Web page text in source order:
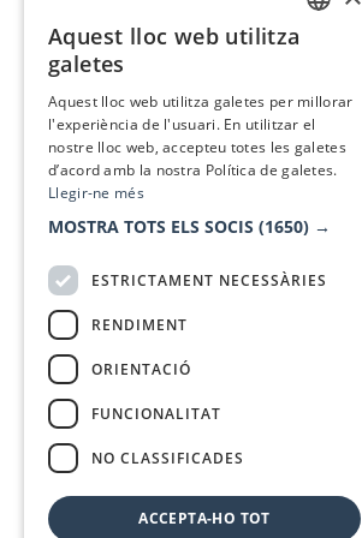
Aquest lloc web utilitza
galetes
Aquest lloc web utilitza galetes per millorar
l'experiència de l'usuari. En utilitzar el
nostre lloc web, accepteu totes les galetes
d’acord amb la nostra Política de galetes.
Llegir-ne més
MOSTRA TOTS ELS SOCIS (1650) →
ESTRICTAMENT NECESSÀRIES
RENDIMENT
ORIENTACIÓ
FUNCIONALITAT
NO CLASSIFICADES
ACCEPTA-HO TOT